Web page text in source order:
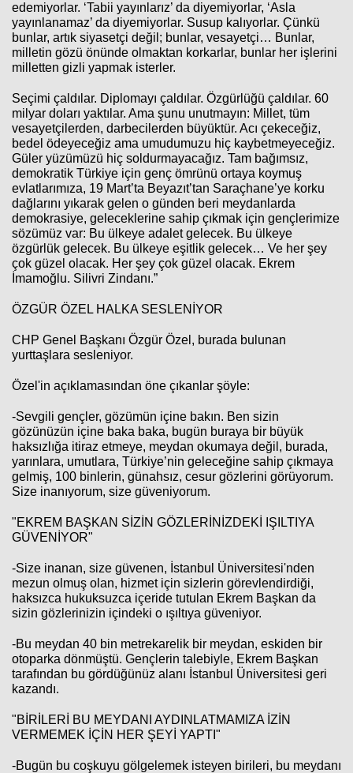
edemiyorlar. ‘Tabii yayınlarız’ da diyemiyorlar, ‘Asla
yayınlanamaz’ da diyemiyorlar. Susup kalıyorlar. Çünkü
bunlar, artık siyasetçi değil; bunlar, vesayetçi… Bunlar,
milletin gözü önünde olmaktan korkarlar, bunlar her işlerini
milletten gizli yapmak isterler.
Seçimi çaldılar. Diplomayı çaldılar. Özgürlüğü çaldılar. 60
milyar doları yaktılar. Ama şunu unutmayın: Millet, tüm
vesayetçilerden, darbecilerden büyüktür. Acı çekeceğiz,
bedel ödeyeceğiz ama umudumuzu hiç kaybetmeyeceğiz.
Güler yüzümüzü hiç soldurmayacağız. Tam bağımsız,
demokratik Türkiye için genç ömrünü ortaya koymuş
evlatlarımıza, 19 Mart’ta Beyazıt’tan Saraçhane’ye korku
dağlarını yıkarak gelen o günden beri meydanlarda
demokrasiye, geleceklerine sahip çıkmak için gençlerimize
sözümüz var: Bu ülkeye adalet gelecek. Bu ülkeye
özgürlük gelecek. Bu ülkeye eşitlik gelecek… Ve her şey
çok güzel olacak. Her şey çok güzel olacak. Ekrem
İmamoğlu. Silivri Zindanı.”
ÖZGÜR ÖZEL HALKA SESLENİYOR
CHP Genel Başkanı Özgür Özel, burada bulunan
yurttaşlara sesleniyor.
Özel'in açıklamasından öne çıkanlar şöyle:
-Sevgili gençler, gözümün içine bakın. Ben sizin
gözünüzün içine baka baka, bugün buraya bir büyük
haksızlığa itiraz etmeye, meydan okumaya değil, burada,
yarınlara, umutlara, Türkiye’nin geleceğine sahip çıkmaya
gelmiş, 100 binlerin, günahsız, cesur gözlerini görüyorum.
Size inanıyorum, size güveniyorum.
"EKREM BAŞKAN SİZİN GÖZLERİNİZDEKİ IŞILTIYA
GÜVENİYOR"
-Size inanan, size güvenen, İstanbul Üniversitesi'nden
mezun olmuş olan, hizmet için sizlerin görevlendirdiği,
haksızca hukuksuzca içeride tutulan Ekrem Başkan da
sizin gözlerinizin içindeki o ışıltıya güveniyor.
-Bu meydan 40 bin metrekarelik bir meydan, eskiden bir
otoparka dönmüştü. Gençlerin talebiyle, Ekrem Başkan
tarafından bu gördüğünüz alanı İstanbul Üniversitesi geri
kazandı.
"BİRİLERİ BU MEYDANI AYDINLATMAMIZA İZİN
VERMEMEK İÇİN HER ŞEYİ YAPTI"
-Bugün bu coşkuyu gölgelemek isteyen birileri, bu meydanı